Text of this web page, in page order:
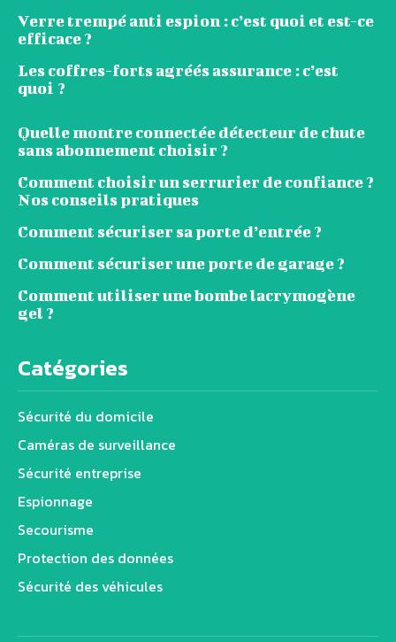
Verre trempé anti espion : c’est quoi et est-ce
efficace ?
Les coffres-forts agréés assurance : c’est
quoi ?
Quelle montre connectée détecteur de chute
sans abonnement choisir ?
Comment choisir un serrurier de confiance ?
Nos conseils pratiques
Comment sécuriser sa porte d’entrée ?
Comment sécuriser une porte de garage ?
Comment utiliser une bombe lacrymogène
gel ?
Catégories
Sécurité du domicile
Caméras de surveillance
Sécurité entreprise
Espionnage
Secourisme
Protection des données
Sécurité des véhicules